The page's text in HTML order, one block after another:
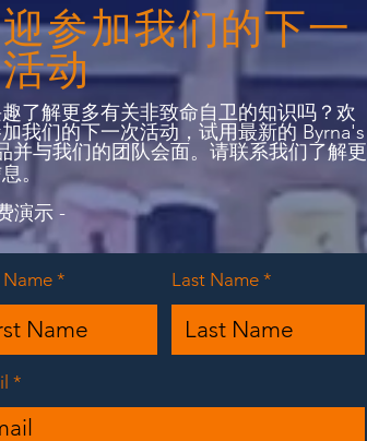
参加我们的下一
动
了解更多有关非致命自卫的知识吗？欢
我们的下一次活动，试用最新的 Byrna's
并与我们的团队会面。请联系我们了解更
。
演示 -
Name Last Name